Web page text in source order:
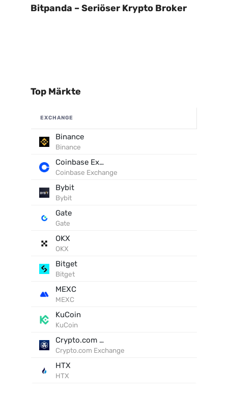
Bitpanda – Seriöser Krypto Broker
Top Märkte
EXCHANGE
Binance
Binance
Coinbase Exchange
Coinbase Exchange
Bybit
Bybit
Gate
Gate
OKX
OKX
Bitget
Bitget
MEXC
MEXC
KuCoin
KuCoin
Crypto.com Exchange
Crypto.com Exchange
HTX
HTX